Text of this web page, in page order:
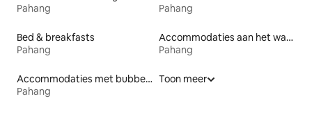
Pahang
Pahang
Bed & breakfasts
Pahang
Accommodaties aan het water
Pahang
Accommodaties met bubbelbad
Pahang
Toon meer